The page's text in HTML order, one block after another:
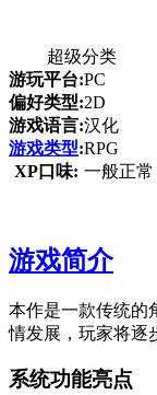
超级分类
游玩平台:PC
偏好类型:2D
游戏语言:汉化
游戏类型:RPG
XP口味: 一般正常
游戏简介
本作是一款传统的
情发展，玩家将逐
系统功能亮点